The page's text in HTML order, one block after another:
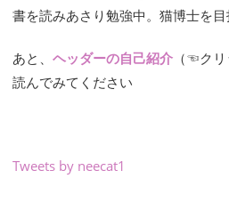
書を読みあさり勉強中。猫博士を目
あと、 ヘッダーの自己紹介（☜クリ
読んでみてください
Tweets by neecat1